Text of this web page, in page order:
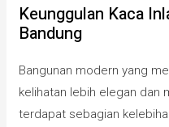
Keunggulan Kaca
Bandung
Bangunan modern yang
kelihatan lebih elegan dan
terdapat sebagian